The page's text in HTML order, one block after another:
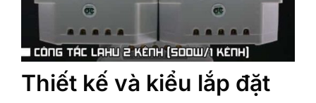
Thiết kế và kiểu lắp đặt